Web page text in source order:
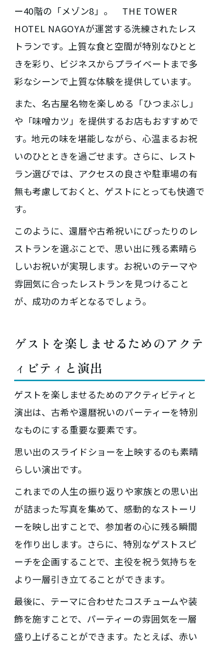
ー40階の「メゾン8」。 THE TOWER
HOTEL NAGOYAが運営する洗練されたレス
トランです。上質な食と空間が特別なひとと
きを彩り、ビジネスからプライベートまで多
彩なシーンで上質な体験を提供しています。
また、名古屋名物を楽しめる「ひつまぶし」
や「味噌カツ」を提供するお店もおすすめで
す。地元の味を堪能しながら、心温まるお祝
いのひとときを過ごせます。さらに、レスト
ラン選びでは、アクセスの良さや駐車場の有
無も考慮しておくと、ゲストにとっても快適で
す。
このように、還暦や古希祝いにぴったりのレ
ストランを選ぶことで、思い出に残る素晴ら
しいお祝いが実現します。お祝いのテーマや
雰囲気に合ったレストランを見つけること
が、成功のカギとなるでしょう。
ゲストを楽しませるためのアクテ
ィビティと演出
ゲストを楽しませるためのアクティビティと
演出は、古希や還暦祝いのパーティーを特別
なものにする重要な要素です。
思い出のスライドショーを上映するのも素晴
らしい演出です。
これまでの人生の振り返りや家族との思い出
が詰まった写真を集めて、感動的なストーリ
ーを映し出すことで、参加者の心に残る瞬間
を作り出します。さらに、特別なゲストスピ
ーチを企画することで、主役を祝う気持ちを
より一層引き立てることができます。
最後に、テーマに合わせたコスチュームや装
飾を施すことで、パーティーの雰囲気を一層
盛り上げることができます。たとえば、赤い